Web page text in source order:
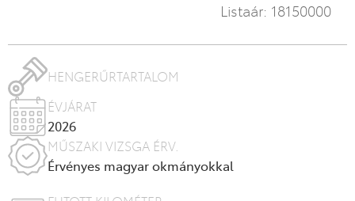
Listaár: 18150000
HENGERŰRTARTALOM
ÉVJÁRAT
2026
MŰSZAKI VIZSGA ÉRV.
Érvényes magyar okmányokkal